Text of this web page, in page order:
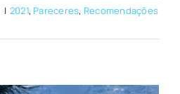
| 2021, Pareceres, Recomendações